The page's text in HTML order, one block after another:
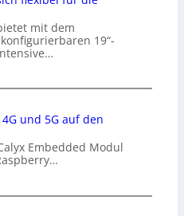
mit dem
19“-
und 5G auf den
Embedded Modul